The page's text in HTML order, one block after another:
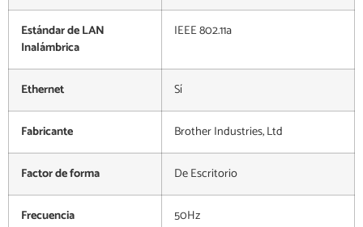
Estándar de LAN
Inalámbrica
IEEE 802.11a
Ethernet Sí
Fabricante Brother Industries, Ltd
Factor de forma De Escritorio
Frecuencia 50Hz